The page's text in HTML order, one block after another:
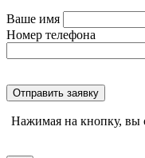
Ваше имя
Номер телефона
Нажимая на кнопку, вы